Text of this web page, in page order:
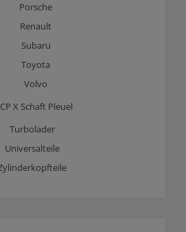
Porsche
Renault
Subaru
Toyota
Volvo
X Schaft Pleuel
Turbolader
Universalteile